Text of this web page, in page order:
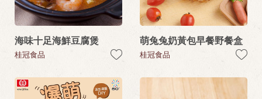
海味十足海鮮豆腐煲
桂冠食品
萌兔兔奶黃包早餐野餐盒
桂冠食品